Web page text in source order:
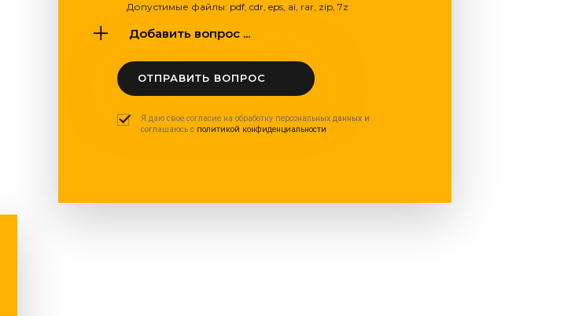
Допустимые файлы: pdf, cdr, eps, ai, rar, zip, 7z
Добавить вопрос ...
ОТПРАВИТЬ ВОПРОС
Я даю свое согласие на обработку персональных данных и
соглашаюсь с политикой конфиденциальности